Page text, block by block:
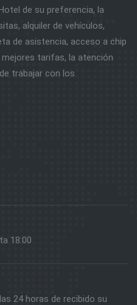
de su preferencia, la
alquiler de vehículos,
de asistencia, acceso a chip
tarifas, la atención
trabajar con los
18:00
24 horas de recibido su